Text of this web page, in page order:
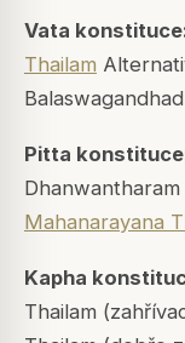
Vata
Thailam
Pitta
Mahanarayana
Kapha
Thailam